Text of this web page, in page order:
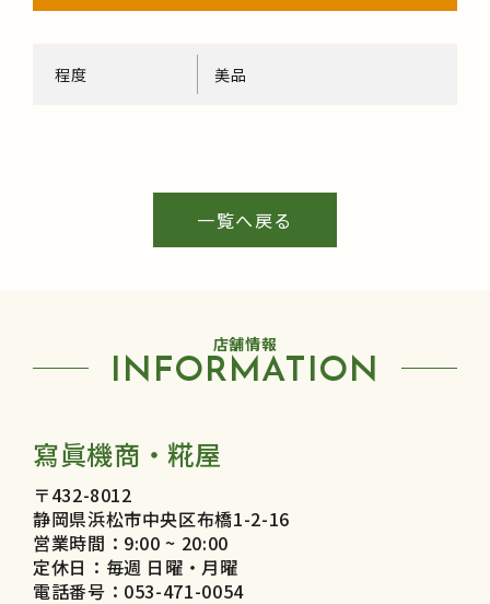
程度 美品
一覧へ戻る
店舗情報
INFORMATION
寫眞機商・糀屋
〒432-8012
静岡県浜松市中央区布橋1-2-16
営業時間：9:00 ~ 20:00
定休日：毎週 日曜・月曜
電話番号：053-471-0054